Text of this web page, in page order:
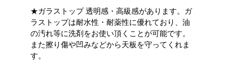
★ガラストップ 透明感・高級感があります。ガ
ラストップは耐水性・耐薬性に優れており、油
の汚れ等に洗剤をお使い頂くことが可能です。
また擦り傷や凹みなどから天板を守ってくれま
す。